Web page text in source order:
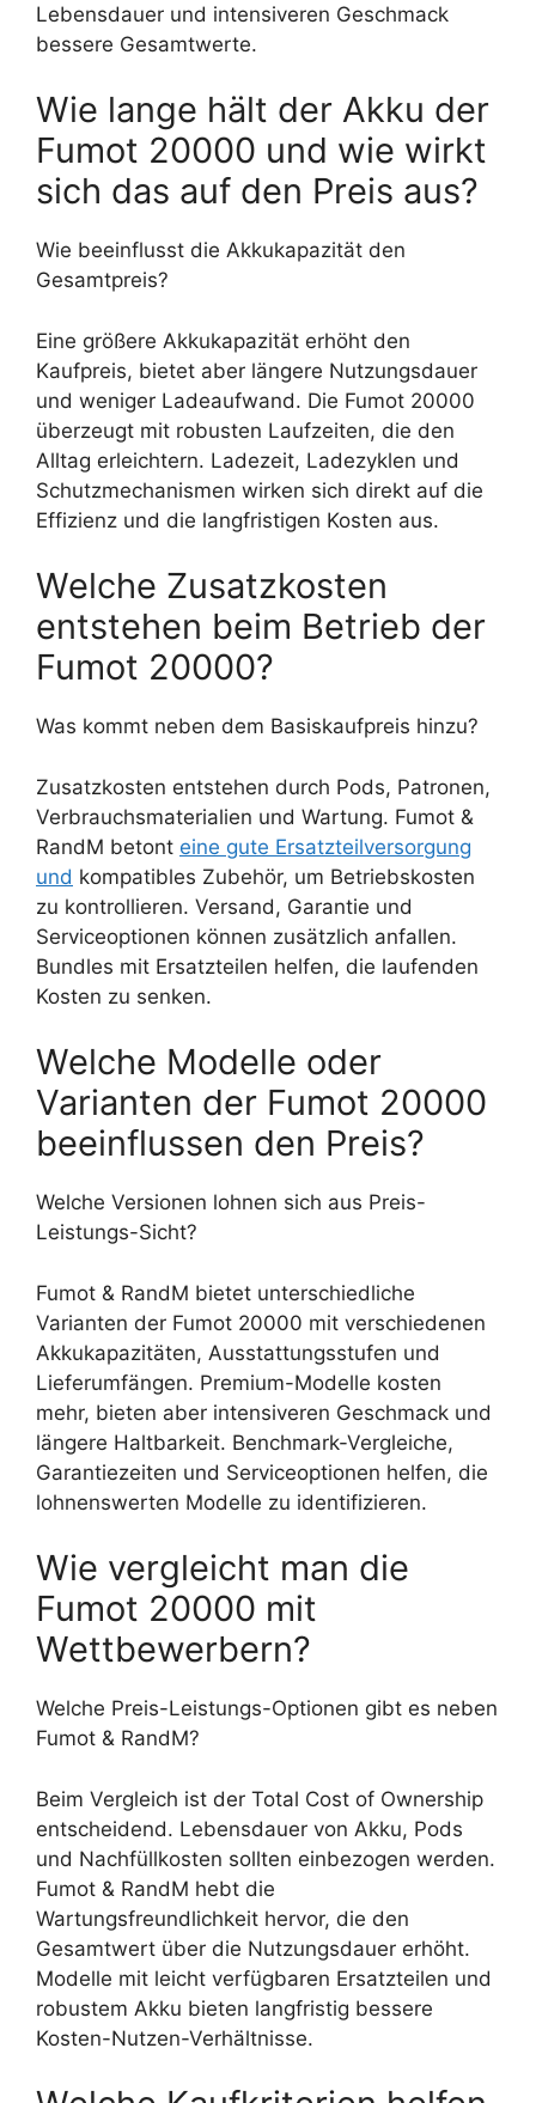
Lebensdauer und intensiveren Geschmack
bessere Gesamtwerte.
Wie lange hält der Akku der
Fumot 20000 und wie wirkt
sich das auf den Preis aus?
Wie beeinflusst die Akkukapazität den
Gesamtpreis?
Eine größere Akkukapazität erhöht den
Kaufpreis, bietet aber längere Nutzungsdauer
und weniger Ladeaufwand. Die Fumot 20000
überzeugt mit robusten Laufzeiten, die den
Alltag erleichtern. Ladezeit, Ladezyklen und
Schutzmechanismen wirken sich direkt auf die
Effizienz und die langfristigen Kosten aus.
Welche Zusatzkosten
entstehen beim Betrieb der
Fumot 20000?
Was kommt neben dem Basiskaufpreis hinzu?
Zusatzkosten entstehen durch Pods, Patronen,
Verbrauchsmaterialien und Wartung. Fumot &
RandM betont eine gute Ersatzteilversorgung
und kompatibles Zubehör, um Betriebskosten
zu kontrollieren. Versand, Garantie und
Serviceoptionen können zusätzlich anfallen.
Bundles mit Ersatzteilen helfen, die laufenden
Kosten zu senken.
Welche Modelle oder
Varianten der Fumot 20000
beeinflussen den Preis?
Welche Versionen lohnen sich aus Preis-
Leistungs-Sicht?
Fumot & RandM bietet unterschiedliche
Varianten der Fumot 20000 mit verschiedenen
Akkukapazitäten, Ausstattungsstufen und
Lieferumfängen. Premium-Modelle kosten
mehr, bieten aber intensiveren Geschmack und
längere Haltbarkeit. Benchmark-Vergleiche,
Garantiezeiten und Serviceoptionen helfen, die
lohnenswerten Modelle zu identifizieren.
Wie vergleicht man die
Fumot 20000 mit
Wettbewerbern?
Welche Preis-Leistungs-Optionen gibt es neben
Fumot & RandM?
Beim Vergleich ist der Total Cost of Ownership
entscheidend. Lebensdauer von Akku, Pods
und Nachfüllkosten sollten einbezogen werden.
Fumot & RandM hebt die
Wartungsfreundlichkeit hervor, die den
Gesamtwert über die Nutzungsdauer erhöht.
Modelle mit leicht verfügbaren Ersatzteilen und
robustem Akku bieten langfristig bessere
Kosten-Nutzen-Verhältnisse.